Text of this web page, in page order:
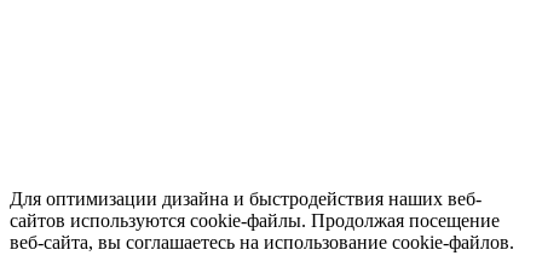
Для оптимизации дизайна и быстродействия наших веб-
сайтов используются cookie-файлы. Продолжая посещение
веб-сайта, вы соглашаетесь на использование cookie-файлов.